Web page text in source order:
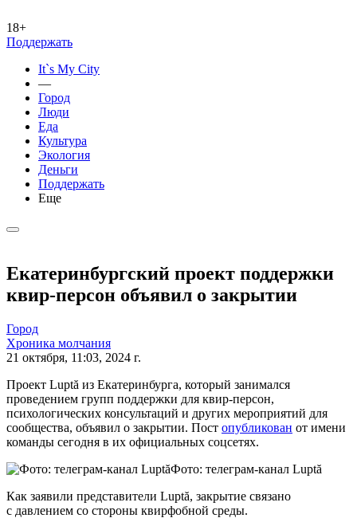
18+
Поддержать
It`s My City
—
Город
Люди
Еда
Культура
Экология
Деньги
Поддержать
Еще
Екатеринбургский проект поддержки
квир-персон объявил о закрытии
Город
Хроника молчания
21 октября, 11:03, 2024 г.
Проект Luptă из Екатеринбурга, который занимался
проведением групп поддержки для квир-персон,
психологических консультаций и других мероприятий для
сообщества, объявил о закрытии. Пост опубликован от имени
команды сегодня в их официальных соцсетях.
Фото: телеграм-канал Luptă
Как заявили представители Luptă, закрытие связано
с давлением со стороны квирфобной среды.